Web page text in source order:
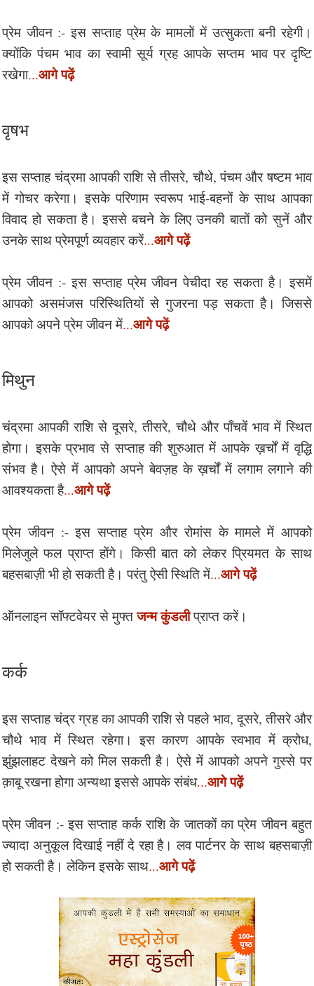
प्रेम जीवन :- इस सप्ताह प्रेम के मामलों में उत्सुकता बनी रहेगी।
क्योंकि पंचम भाव का स्वामी सूर्य ग्रह आपके सप्तम भाव पर दृष्टि
रखेगा...आगे पढ़ें
वृषभ
इस सप्ताह चंद्रमा आपकी राशि से तीसरे, चौथे, पंचम और षष्टम भाव
में गोचर करेगा। इसके परिणाम स्वरूप भाई-बहनों के साथ आपका
विवाद हो सकता है। इससे बचने के लिए उनकी बातों को सुनें और
उनके साथ प्रेमपूर्ण व्यवहार करें...आगे पढ़ें
प्रेम जीवन :- इस सप्ताह प्रेम जीवन पेचीदा रह सकता है। इसमें
आपको असमंजस परिस्थितियों से गुजरना पड़ सकता है। जिससे
आपको अपने प्रेम जीवन में...आगे पढ़ें
मिथुन
चंद्रमा आपकी राशि से दूसरे, तीसरे, चौथे और पाँचवें भाव में स्थित
होगा। इसके प्रभाव से सप्ताह की शुरुआत में आपके ख़र्चों में वृद्धि
संभव है। ऐसे में आपको अपने बेवज़ह के ख़र्चों में लगाम लगाने की
आवश्यकता है...आगे पढ़ें
प्रेम जीवन :- इस सप्ताह प्रेम और रोमांस के मामले में आपको
मिलेजुले फल प्राप्त होंगे। किसी बात को लेकर प्रियमत के साथ
बहसबाज़ी भी हो सकती है। परंतु ऐसी स्थिति में...आगे पढ़ें
ऑनलाइन सॉफ्टवेयर से मुफ्तजन्म कुंडलीप्राप्त करें।
कर्क
इस सप्ताह चंद्र ग्रह का आपकी राशि से पहले भाव, दूसरे, तीसरे और
चौथे भाव में स्थित रहेगा। इस कारण आपके स्वभाव में क्रोध,
झुंझलाहट देखने को मिल सकती है। ऐसे में आपको अपने गुस्से पर
क़ाबू रखना होगा अन्यथा इससे आपके संबंध...आगे पढ़ें
प्रेम जीवन :- इस सप्ताह कर्क राशि के जातकों का प्रेम जीवन बहुत
ज्यादा अनुकूल दिखाई नहीं दे रहा है। लव पार्टनर के साथ बहसबाज़ी
हो सकती है। लेकिन इसके साथ...आगे पढ़ें